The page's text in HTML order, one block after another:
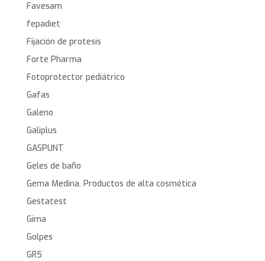
Favesam
fepadiet
Fijación de protesis
Forte Pharma
Fotoprotector pediátrico
Gafas
Galeno
Galiplus
GASPUNT
Geles de baño
Gema Medina. Productos de alta cosmética
Gestatest
Gima
Golpes
GR5